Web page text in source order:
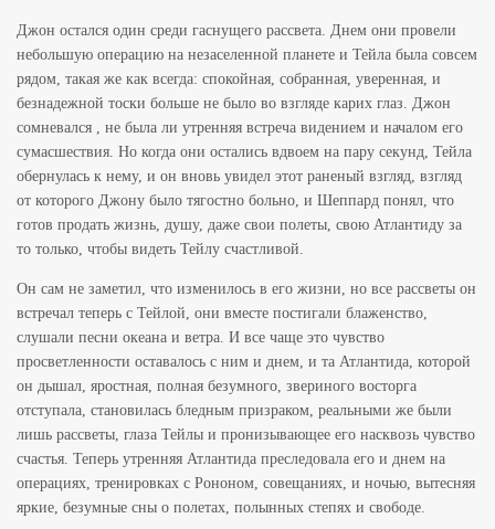
Джон остался один среди гаснущего рассвета. Днем они провели
небольшую операцию на незаселенной планете и Тейла была совсем
рядом, такая же как всегда: спокойная, собранная, уверенная, и
безнадежной тоски больше не было во взгляде карих глаз. Джон
сомневался , не была ли утренняя встреча видением и началом его
сумасшествия. Но когда они остались вдвоем на пару секунд, Тейла
обернулась к нему, и он вновь увидел этот раненый взгляд, взгляд
от которого Джону было тягостно больно, и Шеппард понял, что
готов продать жизнь, душу, даже свои полеты, свою Атлантиду за
то только, чтобы видеть Тейлу счастливой.
Он сам не заметил, что изменилось в его жизни, но все рассветы он
встречал теперь с Тейлой, они вместе постигали блаженство,
слушали песни океана и ветра. И все чаще это чувство
просветленности оставалось с ним и днем, и та Атлантида, которой
он дышал, яростная, полная безумного, звериного восторга
отступала, становилась бледным призраком, реальными же были
лишь рассветы, глаза Тейлы и пронизывающее его насквозь чувство
счастья. Теперь утренняя Атлантида преследовала его и днем на
операциях, тренировках с Рононом, совещаниях, и ночью, вытесняя
яркие, безумные сны о полетах, полынных степях и свободе.